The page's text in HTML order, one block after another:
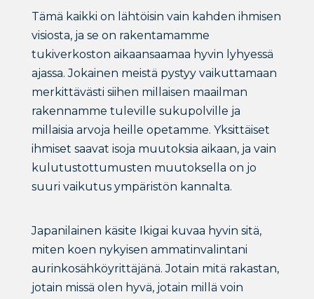
Tämä kaikki on lähtöisin vain kahden ihmisen
visiosta, ja se on rakentamamme
tukiverkoston aikaansaamaa hyvin lyhyessä
ajassa. Jokainen meistä pystyy vaikuttamaan
merkittävästi siihen millaisen maailman
rakennamme tuleville sukupolville ja
millaisia arvoja heille opetamme. Yksittäiset
ihmiset saavat isoja muutoksia aikaan, ja vain
kulutustottumusten muutoksella on jo
suuri vaikutus ympäristön kannalta.
Japanilainen käsite Ikigai kuvaa hyvin sitä,
miten koen nykyisen ammatinvalintani
aurinkosähköyrittäjänä. Jotain mitä rakastan,
jotain missä olen hyvä, jotain millä voin